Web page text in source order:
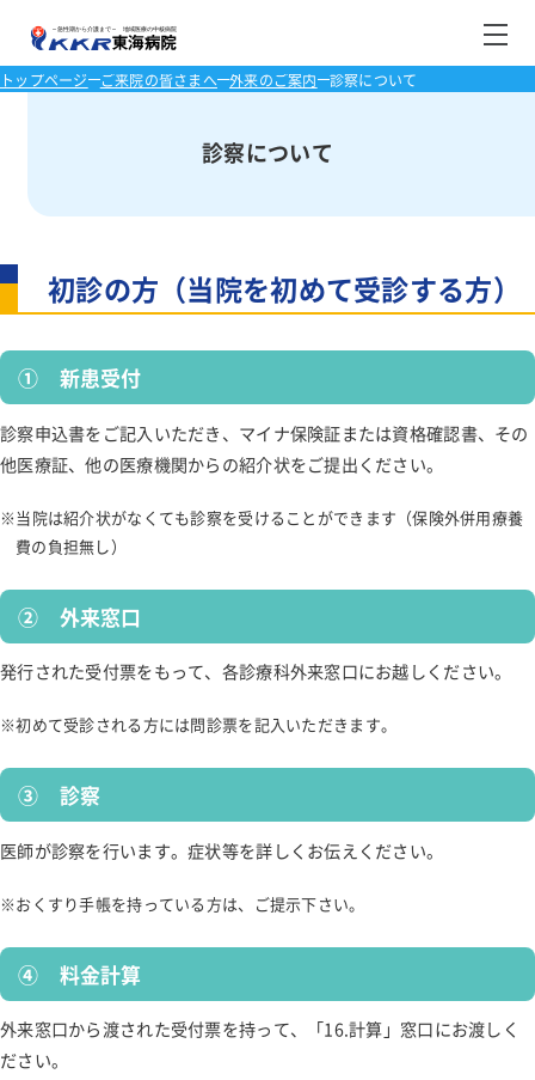
外来医師担当表
休診情報
マイナ保険証
入院生活
入院費用とお支払い
お見舞い、付きそい
患者さんへのお願い
医師紹介
交通アクセス
フロアマップ
相談窓口のご案内
よくある質問
消化器内科
糖尿病内科
神経内科
呼吸器外科
乳腺外科
肛門外科
整形外科
麻酔科
部門
薬剤科
放射線科
検査科
リハビリテーション科
栄養科
看護部
看護部紹介
教育体制
部署紹介
先輩ナースの声
勤務・福利厚生
求人情報
医療安全部
感染制御部
地域医療連携センター
センター
内視鏡センター
内視鏡外科手術センター
下肢静脈瘤・リンパ浮腫・血管センター
東海腹部ヘルニアセンター
手外科センター
チーム
認知症ケアサポートチーム
緩和ケアチーム
摂食・嚥下チーム
東海健康管理センターの特徴
センター長挨拶
医師紹介
医療設備紹介
コース・オプション一覧
協会けんぽ・特定健診・がん検診
費用について
予約～当日の流れ
検査結果の見方
よくある質問
施設・在宅サービス
介護老人保健施設ちよだ
入所
デイケア
訪問リハビリテーション
アクセス
よくある質問
感染防止対策
所定疾患施設療養費算定状況
採用情報
訪問看護ステーションちよだ
指定居宅介護支援事業所ちよだ
院長挨拶
施設認定・基準
公示物について
東海病院 広報誌
当院の取り組み
医療関係者の方へ
患者さんの予約方法
連携医療機関
外来診療担当医表 交通アクセス
トップページ ご来院の皆さまへ 外来のご案内 診察について
診察について
初診の方（当院を初めて受診する方）
① 新患受付
診察申込書をご記入いただき、マイナ保険証または資格確認書、その
他医療証、他の医療機関からの紹介状をご提出ください。
当院は紹介状がなくても診察を受けることができます（保険外併用療養
費の負担無し）
② 外来窓口
発行された受付票をもって、各診療科外来窓口にお越しください。
初めて受診される方には問診票を記入いただきます。
③ 診察
医師が診察を行います。症状等を詳しくお伝えください。
おくすり手帳を持っている方は、ご提示下さい。
④ 料金計算
外来窓口から渡された受付票を持って、「16.計算」窓口にお渡しく
ださい。